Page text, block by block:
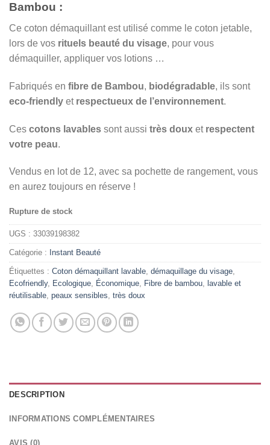
Bambou :
Ce coton démaquillant est utilisé comme le coton jetable,
lors de vos rituels beauté du visage, pour vous
démaquiller, appliquer vos lotions …
Fabriqués en fibre de Bambou, biodégradable, ils sont
eco-friendly et respectueux de l’environnement.
Ces cotons lavables sont aussi très doux et respectent
votre peau.
Vendus en lot de 12, avec sa pochette de rangement, vous
en aurez toujours en réserve !
Rupture de stock
UGS : 33039198382
Catégorie : Instant Beauté
Étiquettes : Coton démaquillant lavable, démaquillage du visage,
Ecofriendly, Ecologique, Économique, Fibre de bambou, lavable et
réutilisable, peaux sensibles, très doux
DESCRIPTION
INFORMATIONS COMPLÉMENTAIRES
AVIS (0)